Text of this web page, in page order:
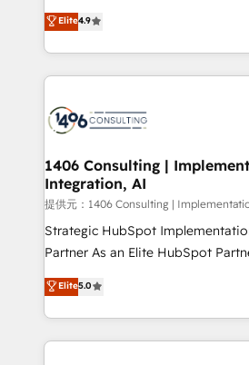
putting Customer Experience at
creating digital environments
people, processes and data. We offer the best
digital solutions on the market,
marketing automation to online
allowing companies to optimize
the needs of the customer. We are part of Impresoft
Group, a group of specialized
companies that divide their offer
Competence Centers: Smart
The synergies generated by these
together with the combination of
Elite4.9
1406 Consulting |
Integration, AI
提供元：1406 Consulting |
Strategic HubSpot
Partner As an Elite HubSpot Partner, 1406 Consulting
helps mid-market revenue teams
they sell, market, and serve. We
HubSpot—we teach your team to
to help you keep winning. What We Do ⚙️ CRM
Elite5.0